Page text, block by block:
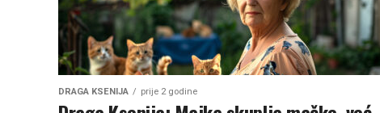
DRAGA KSENIJA prije 2 godine